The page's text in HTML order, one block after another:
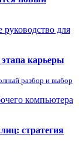
руководство для
карьеры
разбор и выбор
компьютера
стратегия